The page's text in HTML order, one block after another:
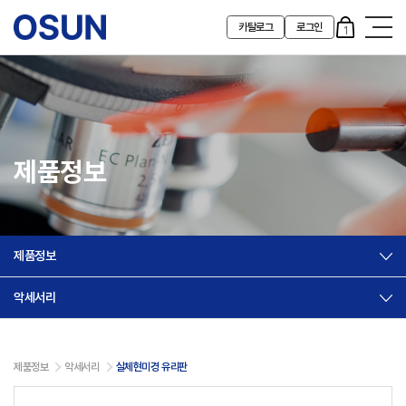
카탈로그 로그인 1
제품정보
제품정보
악세서리
제품정보 악세서리 실체현미경 유리판